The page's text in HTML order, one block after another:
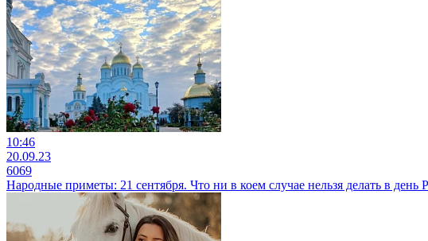
10:46
20.09.23
6069
Народные приметы: 21 сентября. Что ни в коем случае нельзя делать в